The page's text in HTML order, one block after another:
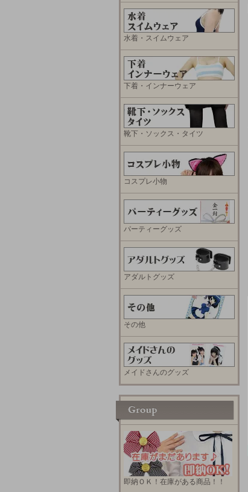
水着・スイムウェア
下着・インナーウェア
靴下・ソックス・タイツ
コスプレ小物
パーティーグッズ
アダルトグッズ
その他
メイドさんのグッズ
即納ＯＫ！在庫がある商品！！